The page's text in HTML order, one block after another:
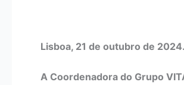
Lisboa, 21 de outubro de 2024.
A Coordenadora do Grupo